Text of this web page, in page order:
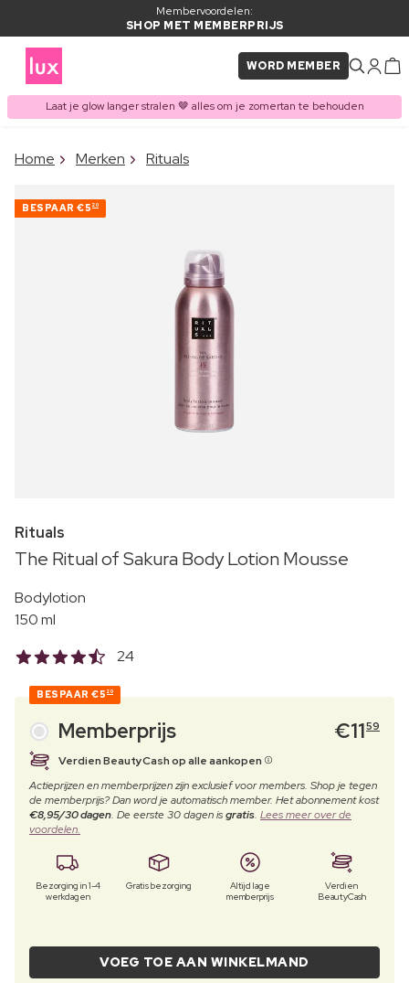
Membervoordelen:
SHOP MET MEMBERPRIJS
WORD MEMBER
Laat je glow langer stralen 🤎 alles om je zomertan te behouden
ITEM TOEGEVOEGD AAN
Home Merken Rituals
BESPAAR €5 20
Rituals
The Ritual of Sakura Body Lotion Mousse
Bodylotion
150 ml
24
BESPAAR €5 20
Memberprijs €1159
Verdien BeautyCash op alle aankopen
Actieprijzen en memberprijzen zijn exclusief voor members. Shop je tegen
de memberprijs? Dan word je automatisch member. Het abonnement kost
€8,95/30 dagen. De eerste 30 dagen isgratis. Lees meer over de
voordelen.
Bezorging in 1-4
werkdagen
Gratis bezorging
Altijd lage
memberprijs
Verdien
BeautyCash
VOEG TOE AAN WINKELMAND